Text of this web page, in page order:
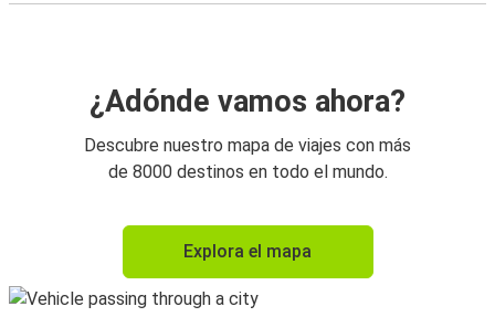
¿Adónde vamos ahora?
Descubre nuestro mapa de viajes con más
de 8000 destinos en todo el mundo.
Explora el mapa